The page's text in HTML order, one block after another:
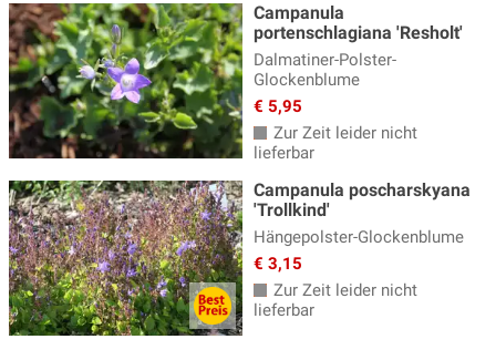
Campanula
portenschlagiana 'Resholt'
Dalmatiner-Polster-
Glockenblume
€ 5,95
Zur Zeit leider nicht
lieferbar
Campanula poscharskyana
'Trollkind'
Hängepolster-Glockenblume
€ 3,15
Zur Zeit leider nicht
lieferbar